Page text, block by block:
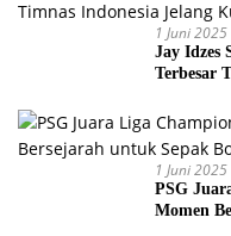
1 Juni 2025
Jay Idzes
Terbesar
1 Juni 2025
PSG
Momen